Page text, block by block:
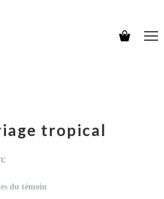
tropical
du témoin